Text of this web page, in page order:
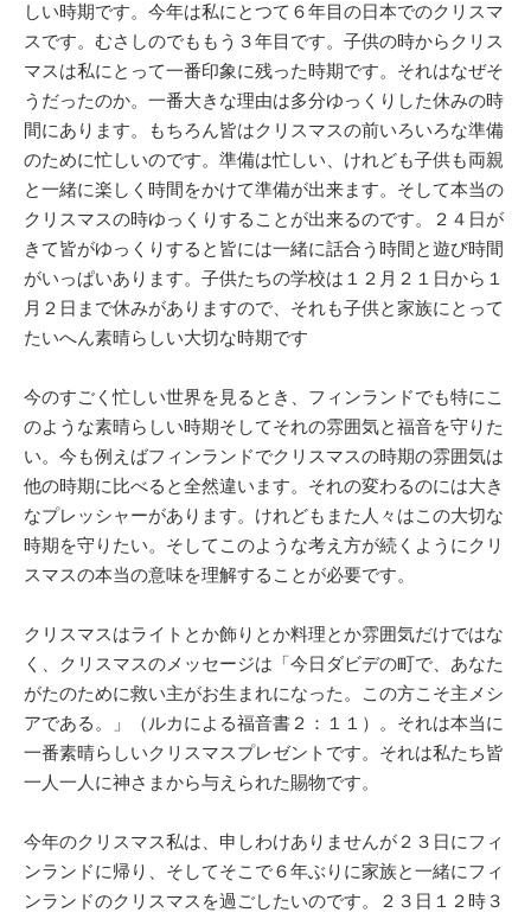
しい時期です。今年は私にとつて６年目の日本でのクリスマ
スです。むさしのでももう３年目です。子供の時からクリス
マスは私にとって一番印象に残った時期です。それはなぜそ
うだったのか。一番大きな理由は多分ゆっくりした休みの時
間にあります。もちろん皆はクリスマスの前いろいろな準備
のために忙しいのです。準備は忙しい、けれども子供も両親
と一緒に楽しく時間をかけて準備が出来ます。そして本当の
クリスマスの時ゆっくりすることが出来るのです。２４日が
きて皆がゆっくりすると皆には一緒に話合う時間と遊び時間
がいっぱいあります。子供たちの学校は１２月２１日から１
月２日まで休みがありますので、それも子供と家族にとって
たいへん素晴らしい大切な時期です
今のすごく忙しい世界を見るとき、フィンランドでも特にこ
のような素晴らしい時期そしてそれの雰囲気と福音を守りた
い。今も例えばフィンランドでクリスマスの時期の雰囲気は
他の時期に比べると全然違います。それの変わるのには大き
なプレッシャーがあります。けれどもまた人々はこの大切な
時期を守りたい。そしてこのような考え方が続くようにクリ
スマスの本当の意味を理解することが必要です。
クリスマスはライトとか飾りとか料理とか雰囲気だけではな
く、クリスマスのメッセージは「今日ダビデの町で、あなた
がたのために救い主がお生まれになった。この方こそ主メシ
アである。」（ルカによる福音書２：１１）。それは本当に
一番素晴らしいクリスマスプレゼントです。それは私たち皆
一人一人に神さまから与えられた賜物です。
今年のクリスマス私は、申しわけありませんが２３日にフィ
ンランドに帰り、そしてそこで６年ぶりに家族と一緒にフィ
ンランドのクリスマスを過ごしたいのです。２３日１２時３